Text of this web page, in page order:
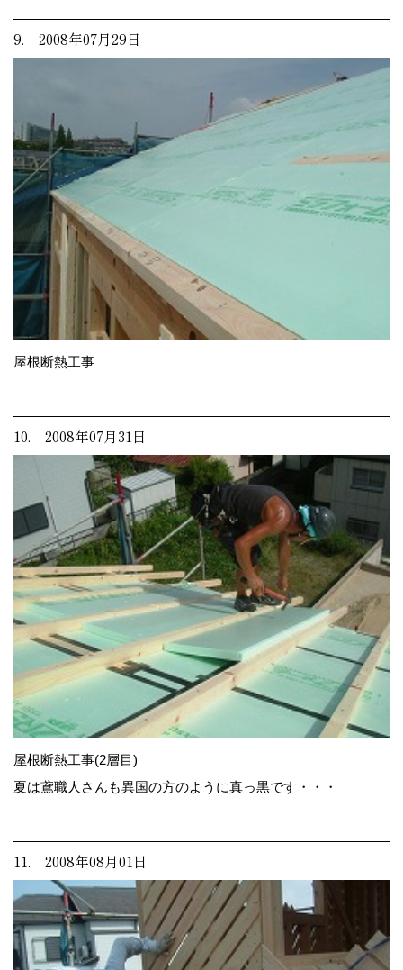
9. 2008年07月29日
屋根断熱工事
10. 2008年07月31日
屋根断熱工事(2層目)
夏は鳶職人さんも異国の方のように真っ黒です・・・
11. 2008年08月01日